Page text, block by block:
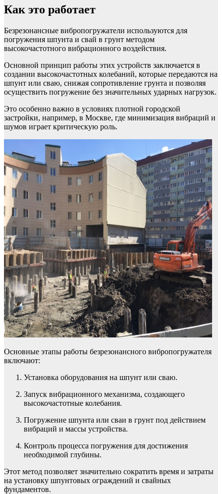
Как это работает
Безрезонансные вибропогружатели используются для
погружения шпунта и свай в грунт методом
высокочастотного вибрационного воздействия.
Основной принцип работы этих устройств заключается в
создании высокочастотных колебаний, которые передаются на
шпунт или сваю, снижая сопротивление грунта и позволяя
осуществить погружение без значительных ударных нагрузок.
Это особенно важно в условиях плотной городской
застройки, например, в Москве, где минимизация вибраций и
шумов играет критическую роль.
Основные этапы работы безрезонансного вибропогружателя
включают:
Установка оборудования на шпунт или сваю.
Запуск вибрационного механизма, создающего
высокочастотные колебания.
Погружение шпунта или сваи в грунт под действием
вибраций и массы устройства.
Контроль процесса погружения для достижения
необходимой глубины.
Этот метод позволяет значительно сократить время и затраты
на установку шпунтовых ограждений и свайных
фундаментов.